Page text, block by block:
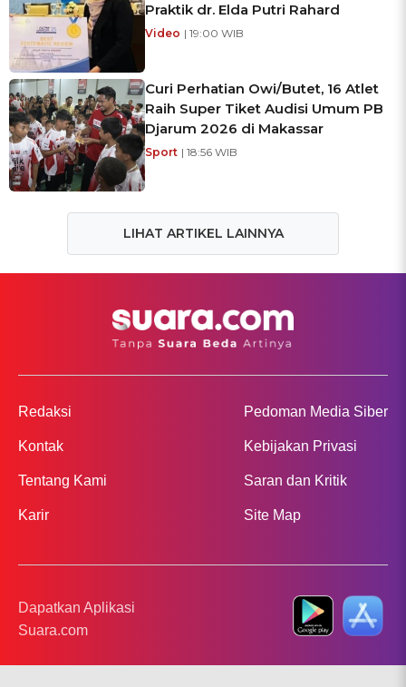
Praktik dr. Elda Putri Rahard
Video | 19:00 WIB
Curi Perhatian Owi/Butet, 16 Atlet
Raih Super Tiket Audisi Umum PB
Djarum 2026 di Makassar
Sport | 18:56 WIB
LIHAT ARTIKEL LAINNYA
Redaksi
Kontak
Tentang Kami
Karir
Pedoman Media Siber
Kebijakan Privasi
Saran dan Kritik
Site Map
Dapatkan Aplikasi
Suara.com